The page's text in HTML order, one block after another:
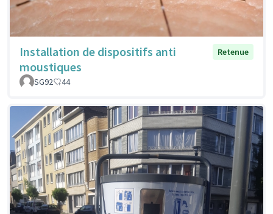
Installation de dispositifs anti
moustiques
Retenue
SG92 44